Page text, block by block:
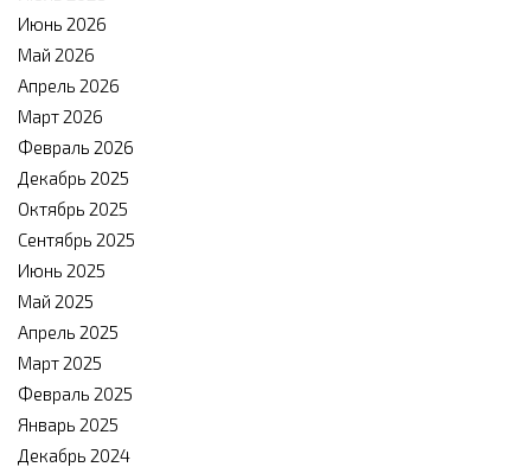
Июнь 2026
Май 2026
Апрель 2026
Март 2026
Февраль 2026
Декабрь 2025
Октябрь 2025
Сентябрь 2025
Июнь 2025
Май 2025
Апрель 2025
Март 2025
Февраль 2025
Январь 2025
Декабрь 2024